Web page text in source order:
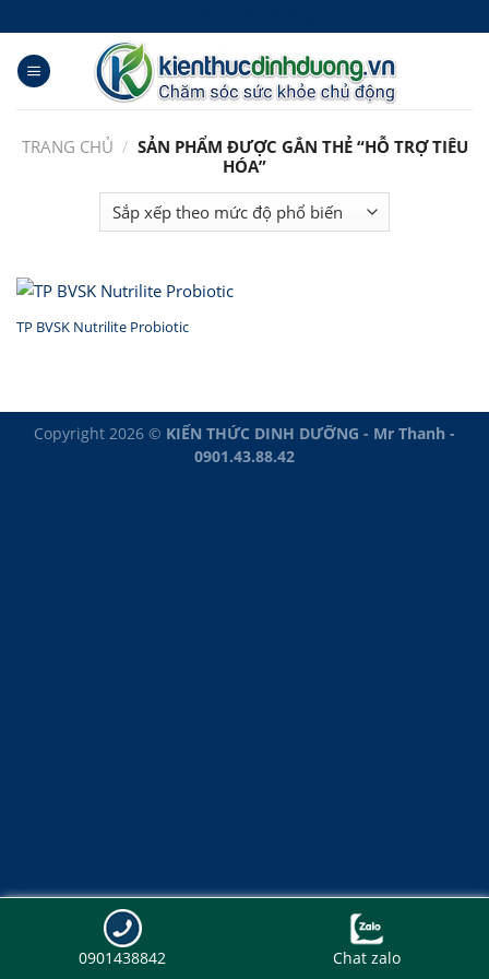
to
content
TRANG CHỦ / SẢN PHẨM ĐƯỢC GẮN THẺ “HỖ TRỢ TIÊU
HÓA”
TP BVSK Nutrilite Probiotic
Copyright 2026 © KIẾN THỨC DINH DƯỠNG - Mr Thanh -
0901.43.88.42
0901438842 Chat zalo